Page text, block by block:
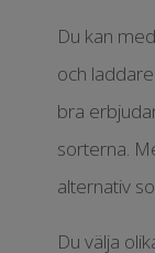
Du kan
och
bra
sorterna.
alternativ
Du välja